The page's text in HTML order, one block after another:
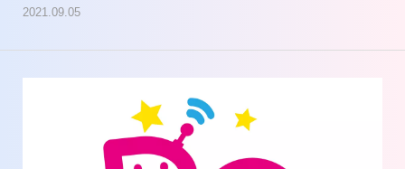
2021.09.05